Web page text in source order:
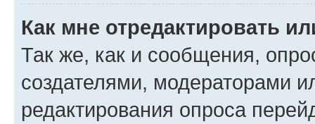
Как мне отредактировать
Так же, как и сообщения,
создателями, модераторами
редактирования опроса